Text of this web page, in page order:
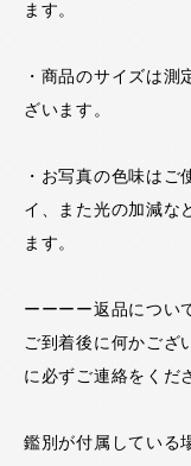
ます。
・商品のサイズは
ざいます。
・お写真の色味はご
イ、また光の加減な
ます。
ーーーー返品につい
ご到着後に何かござ
に必ずご連絡をくだ
鑑別が付属している